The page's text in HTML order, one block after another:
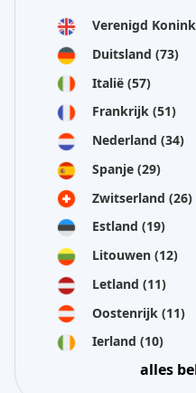
Verenigd
Duitsland (73)
Italië (57)
Frankrijk (51)
Nederland (34)
Spanje (29)
Zwitserland (26)
Estland (19)
Litouwen (12)
Letland (11)
Oostenrijk (11)
Ierland (10)
alles